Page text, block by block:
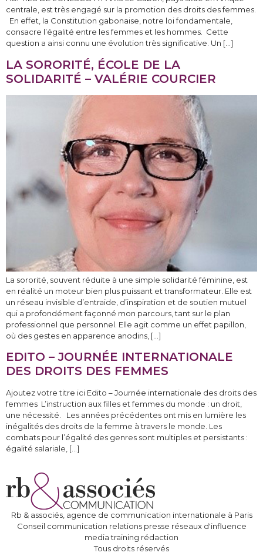
centrale, est très engagé sur la promotion des droits des femmes.
En effet, la Constitution gabonaise, notre loi fondamentale,
consacre l’égalité entre les femmes et les hommes. Cette
question a ainsi connu une évolution très significative. Un […]
LA SORORITÉ, ÉCOLE DE LA
SOLIDARITÉ – VALÉRIE COURCIER
La sororité, souvent réduite à une simple solidarité féminine, est
en réalité un moteur bien plus puissant et transformateur. Elle est
un réseau invisible d’entraide, d’inspiration et de soutien mutuel
qui a profondément façonné mon parcours, tant sur le plan
professionnel que personnel. Elle agit comme un effet papillon,
où des gestes en apparence anodins, […]
EDITO – JOURNÉE INTERNATIONALE
DES DROITS DES FEMMES
Ajoutez votre titre ici Edito – Journée internationale des droits des
femmes L’instruction aux filles et femmes du monde : un droit,
une nécessité. Les années précédentes ont mis en lumière les
inégalités des droits de la femme à travers le monde. Les
combats pour l’égalité des genres sont multiples et persistants :
égalité salariale, […]
Rb & associés, agence de communication internationale à Paris
Conseil communication relations presse réseaux d'influence
media training rédaction
Tous droits réservés